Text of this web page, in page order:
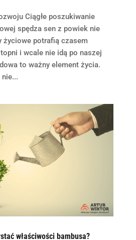
Ciągłe poszukiwanie
spędza sen z powiek nie
życiowe potrafią czasem
i wcale nie idą po naszej
to ważny element życia.
właściwości bambusa?